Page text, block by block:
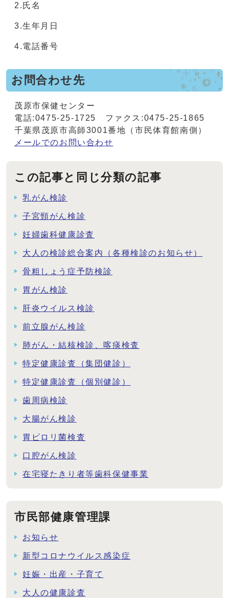
2.氏名
3.生年月日
4.電話番号
お問合わせ先
茂原市保健センター
電話:0475-25-1725 ファクス:0475-25-1865
千葉県茂原市高師3001番地（市民体育館南側）
メールでのお問い合わせ
この記事と同じ分類の記事
乳がん検診
子宮頸がん検診
妊婦歯科健康診査
大人の検診総合案内（各種検診のお知らせ）
骨粗しょう症予防検診
胃がん検診
肝炎ウイルス検診
前立腺がん検診
肺がん・結核検診、喀痰検査
特定健康診査（集団健診）
特定健康診査（個別健診）
歯周病検診
大腸がん検診
胃ピロリ菌検査
口腔がん検診
在宅寝たきり者等歯科保健事業
市民部健康管理課
お知らせ
新型コロナウイルス感染症
妊娠・出産・子育て
大人の健康診査